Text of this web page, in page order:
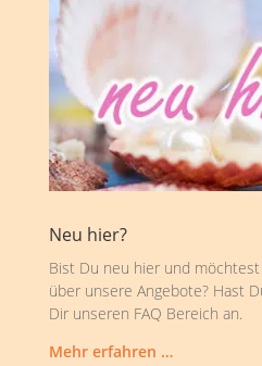
Neu hier?
Bist Du neu hier und
über unsere Angebote? Hast
Dir unseren FAQ Bereich an.
Mehr erfahren …